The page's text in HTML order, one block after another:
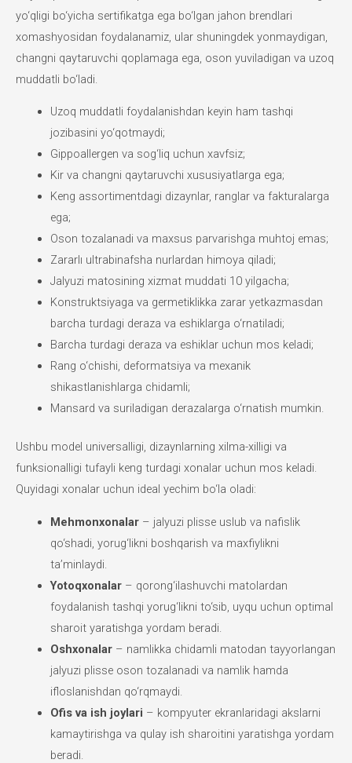
yo‘qligi bo‘yicha sertifikatga ega bo‘lgan jahon brendlari
xomashyosidan foydalanamiz, ular shuningdek yonmaydigan,
changni qaytaruvchi qoplamaga ega, oson yuviladigan va uzoq
muddatli bo‘ladi.
Uzoq muddatli foydalanishdan keyin ham tashqi
jozibasini yo‘qotmaydi;
Gippoallergen va sog‘liq uchun xavfsiz;
Kir va changni qaytaruvchi xususiyatlarga ega;
Keng assortimentdagi dizaynlar, ranglar va fakturalarga
ega;
Oson tozalanadi va maxsus parvarishga muhtoj emas;
Zararlı ultrabinafsha nurlardan himoya qiladi;
Jalyuzi matosining xizmat muddati 10 yilgacha;
Konstruktsiyaga va germetiklikka zarar yetkazmasdan
barcha turdagi deraza va eshiklarga o‘rnatiladi;
Barcha turdagi deraza va eshiklar uchun mos keladi;
Rang o‘chishi, deformatsiya va mexanik
shikastlanishlarga chidamli;
Mansard va suriladigan derazalarga o‘rnatish mumkin.
Ushbu model universalligi, dizaynlarning xilma-xilligi va
funksionalligi tufayli keng turdagi xonalar uchun mos keladi.
Quyidagi xonalar uchun ideal yechim bo‘la oladi:
Mehmonxonalar– jalyuzi plisse uslub va nafislik
qo‘shadi, yorug‘likni boshqarish va maxfiylikni
ta’minlaydi.
Yotoqxonalar– qorong‘ilashuvchi matolardan
foydalanish tashqi yorug‘likni to‘sib, uyqu uchun optimal
sharoit yaratishga yordam beradi.
Oshxonalar– namlikka chidamli matodan tayyorlangan
jalyuzi plisse oson tozalanadi va namlik hamda
ifloslanishdan qo‘rqmaydi.
Ofis va ish joylari – kompyuter ekranlaridagi akslarni
kamaytirishga va qulay ish sharoitini yaratishga yordam
beradi.